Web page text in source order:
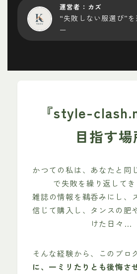
ノースフェイス
お役立ちリンク集
運営者プロフィール
運営者：カズ
“失敗しない服選び”
ー
『style-
目指す場
かつての私は、あなたと同
で失敗を繰り返してき
雑誌の情報を鵜呑みにし、
信じて購入し、タンスの肥
けた日々…
そんな経験から、このブロ
に、一ミリたりとも後悔さ